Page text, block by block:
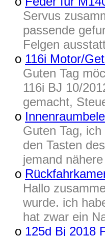
Servus
passende
Felgen
o 116i Motor/
Guten Tag
116i BJ 10/
gemacht,
o
Guten Tag,
den Tasten
jemand
o
Hallo
wurde. ich
hat zwar ein
o 125d Bj 2018